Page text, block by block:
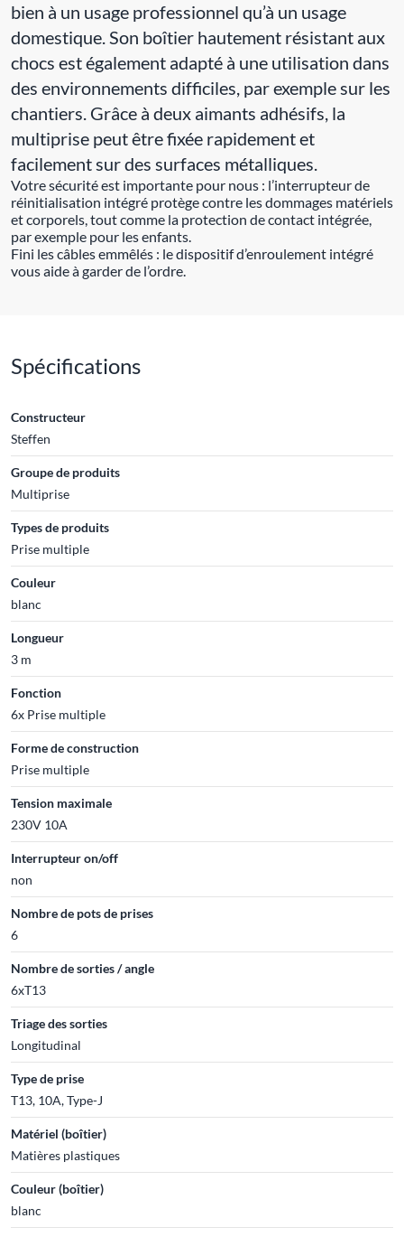
bien à un usage professionnel qu’à un usage
domestique. Son boîtier hautement résistant aux
chocs est également adapté à une utilisation dans
des environnements difficiles, par exemple sur les
chantiers. Grâce à deux aimants adhésifs, la
multiprise peut être fixée rapidement et
facilement sur des surfaces métalliques.
Votre sécurité est importante pour nous : l’interrupteur de
réinitialisation intégré protège contre les dommages matériels
et corporels, tout comme la protection de contact intégrée,
par exemple pour les enfants.
Fini les câbles emmêlés : le dispositif d’enroulement intégré
vous aide à garder de l’ordre.
Spécifications
Constructeur
Steffen
Groupe de produits
Multiprise
Types de produits
Prise multiple
Couleur
blanc
Longueur
3 m
Fonction
6x Prise multiple
Forme de construction
Prise multiple
Tension maximale
230V 10A
Interrupteur on/off
non
Nombre de pots de prises
6
Nombre de sorties / angle
6xT13
Triage des sorties
Longitudinal
Type de prise
T13, 10A, Type-J
Matériel (boîtier)
Matières plastiques
Couleur (boîtier)
blanc